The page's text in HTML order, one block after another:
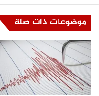
موضوعات ذات صلة